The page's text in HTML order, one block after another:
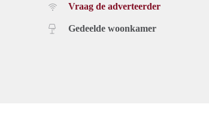
Vraag de adverteerder
Gedeelde woonkamer